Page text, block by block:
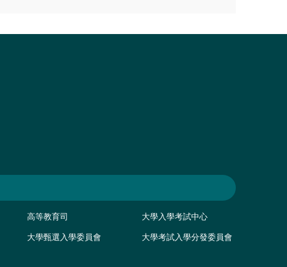
高等教育司 大學入學考試中心
大學甄選入學委員會 大學考試入學分發委員會